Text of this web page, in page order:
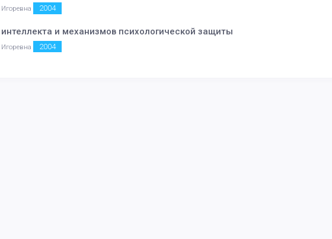
2004
и механизмов психологической защиты
2004